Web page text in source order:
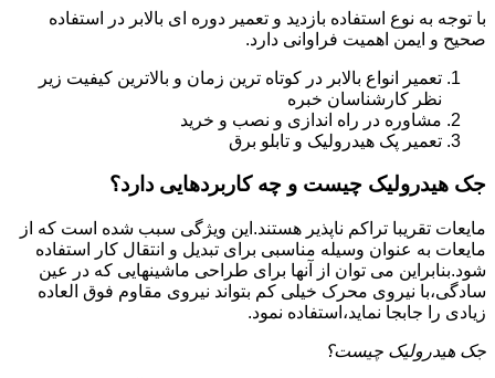
با توجه به نوع استفاده بازدید و تعمیر دوره ای بالابر در استفاده
صحیح و ایمن اهمیت فراوانی دارد.
تعمیر انواع بالابر در کوتاه ترین زمان و بالاترین کیفیت زیر
نظر کارشناسان خبره
مشاوره در راه اندازی و نصب و خرید
تعمیر پک هیدرولیک و تابلو برق
جک هیدرولیک چیست و چه کاربردهایی دارد؟
مایعات تقریبا تراکم ناپذیر هستند.این ویژگی سبب شده است که از
مایعات به عنوان وسیله مناسبی برای تبدیل و انتقال کار استفاده
شود.بنابراین می توان از آنها برای طراحی ماشینهایی که در عین
سادگی،با نیروی محرک خیلی کم بتواند نیروی مقاوم فوق العاده
زیادی را جابجا نماید،استفاده نمود.
جک هیدرولیک چیست؟